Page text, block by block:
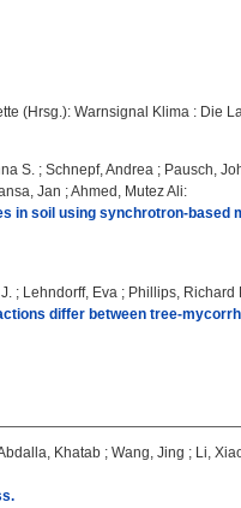
(Hrsg.): Warnsignal Klima : Die
S. ; Schnepf, Andrea ; Pausch,
Jan ;Ahmed, Mutez Ali:
in soil using synchrotron-based
; Lehndorff, Eva ; Phillips, Richard
differ between tree-
Khatab ; Wang, Jing ; Li,